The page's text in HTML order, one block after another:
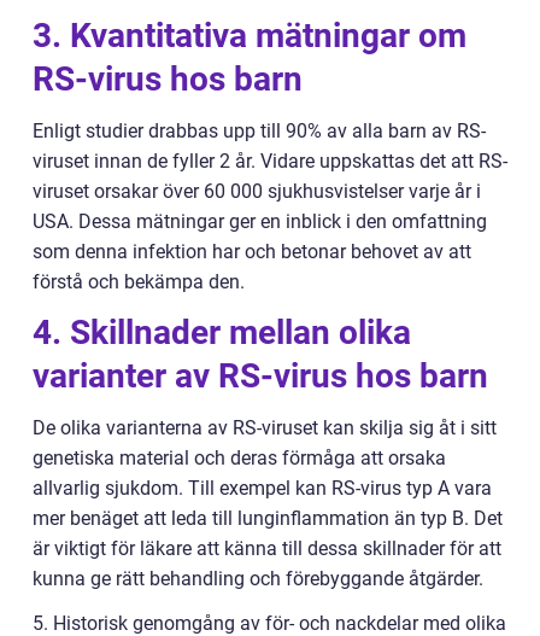
3. Kvantitativa mätningar om
RS-virus hos barn
Enligt studier drabbas upp till 90% av alla barn av RS-
viruset innan de fyller 2 år. Vidare uppskattas det att RS-
viruset orsakar över 60 000 sjukhusvistelser varje år i
USA. Dessa mätningar ger en inblick i den omfattning
som denna infektion har och betonar behovet av att
förstå och bekämpa den.
4. Skillnader mellan olika
varianter av RS-virus hos barn
De olika varianterna av RS-viruset kan skilja sig åt i sitt
genetiska material och deras förmåga att orsaka
allvarlig sjukdom. Till exempel kan RS-virus typ A vara
mer benäget att leda till lunginflammation än typ B. Det
är viktigt för läkare att känna till dessa skillnader för att
kunna ge rätt behandling och förebyggande åtgärder.
5. Historisk genomgång av för- och nackdelar med olika